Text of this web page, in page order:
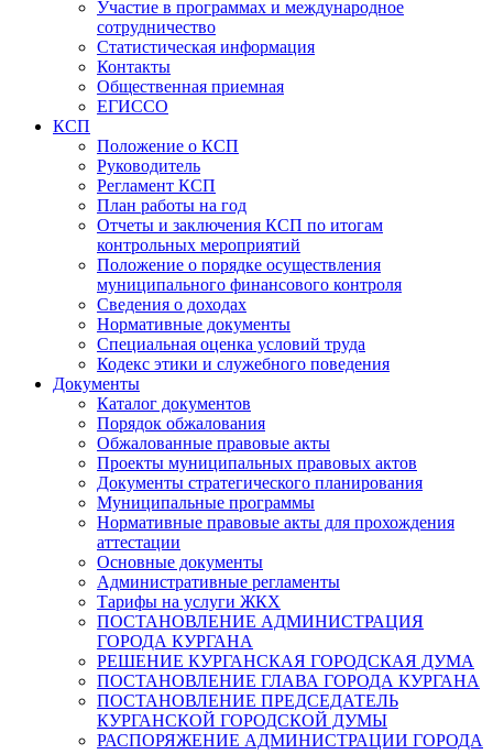
Участие в программах и международное
сотрудничество
Статистическая информация
Контакты
Общественная приемная
ЕГИССО
КСП
Положение о КСП
Руководитель
Регламент КСП
План работы на год
Отчеты и заключения КСП по итогам
контрольных мероприятий
Положение о порядке осуществления
муниципального финансового контроля
Сведения о доходах
Нормативные документы
Специальная оценка условий труда
Кодекс этики и служебного поведения
Документы
Каталог документов
Порядок обжалования
Обжалованные правовые акты
Проекты муниципальных правовых актов
Документы стратегического планирования
Муниципальные программы
Нормативные правовые акты для прохождения
аттестации
Основные документы
Административные регламенты
Тарифы на услуги ЖКХ
ПОСТАНОВЛЕНИЕ АДМИНИСТРАЦИЯ
ГОРОДА КУРГАНА
РЕШЕНИЕ КУРГАНСКАЯ ГОРОДСКАЯ ДУМА
ПОСТАНОВЛЕНИЕ ГЛАВА ГОРОДА КУРГАНА
ПОСТАНОВЛЕНИЕ ПРЕДСЕДАТЕЛЬ
КУРГАНСКОЙ ГОРОДСКОЙ ДУМЫ
РАСПОРЯЖЕНИЕ АДМИНИСТРАЦИИ ГОРОДА